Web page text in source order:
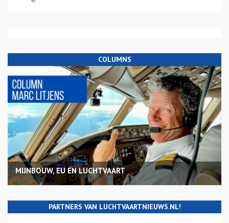
COLUMNS
MIJNBOUW, EU EN LUCHTVAART
PARTNERS VAN LUCHTVAARTNIEUWS.NL!